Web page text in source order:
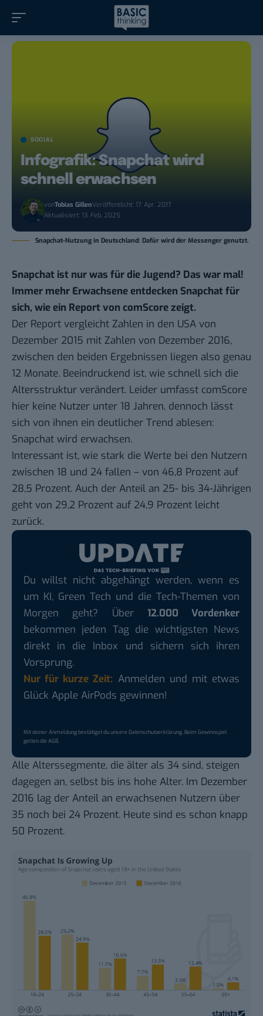
SOCIAL
Infografik: Snapchat wird
schnell erwachsen
vonTobias GillenVeröffentlicht: 17. Apr. 2017
Aktualisiert: 13. Feb. 2025
Snapchat-Nutzung in Deutschland: Dafür wird der Messenger genutzt.
Snapchat ist nur was für die Jugend? Das war mal!
Immer mehr Erwachsene entdecken Snapchat für
sich, wie ein Report von comScorezeigt.
Der Report vergleicht Zahlen in den USA von
Dezember 2015 mit Zahlen von Dezember 2016,
zwischen den beiden Ergebnissen liegen also genau
12 Monate. Beeindruckend ist, wie schnell sich die
Altersstruktur verändert. Leider umfasst comScore
hier keine Nutzer unter 18 Jahren, dennoch lässt
sich von ihnen ein deutlicher Trend ablesen:
Snapchat wird erwachsen.
Interessant ist, wie stark die Werte bei den Nutzern
zwischen 18 und 24 fallen – von 46,8 Prozent auf
28,5 Prozent. Auch der Anteil an 25- bis 34-Jährigen
geht von 29,2 Prozent auf 24,9 Prozent leicht
zurück.
Du willst nicht abgehängt werden, wenn es
um KI, Green Tech und die Tech-Themen von
Morgen geht? Über 12.000 Vordenker
bekommen jeden Tag die wichtigsten News
direkt in die Inbox und sichern sich ihren
Vorsprung.
Nur für kurze Zeit: Anmelden und mit etwas
Glück Apple AirPods gewinnen!
Mit deiner Anmeldung bestätigst du unsereDatenschutzerklärung. Beim Gewinnspiel
gelten dieAGB.
Alle Alterssegmente, die älter als 34 sind, steigen
dagegen an, selbst bis ins hohe Alter. Im Dezember
2016 lag der Anteil an erwachsenen Nutzern über
35 noch bei 24 Prozent. Heute sind es schon knapp
50 Prozent.